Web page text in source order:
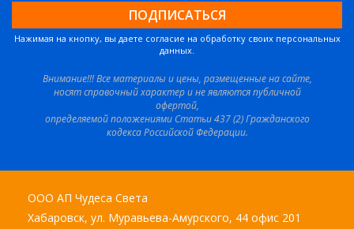
Нажимая на кнопку, вы даете согласие на обработку своих персональных
данных.
Внимание!!! Все материалы и цены, размещенные на сайте,
носят справочный характер и не являются публичной
офертой,
определяемой положениями Статьи 437 (2) Гражданского
кодекса Российской Федерации.
ООО АП Чудеса Света
Хабаровск, ул. Муравьева-Амурского, 44 офис 201